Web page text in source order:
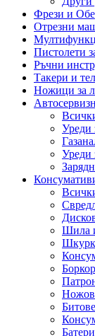
Фрези и
Отрезни
Пистолети
Ръчни
Такери и
Ножици за
Уреди
Уреди
Шила